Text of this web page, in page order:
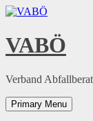
Skip
content
VABÖ
Verband
Primary Menu